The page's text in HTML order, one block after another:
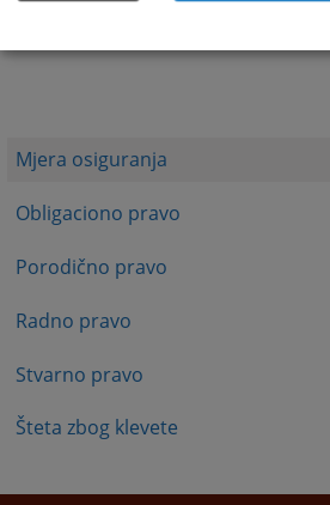
Mjera osiguranja
Obligaciono pravo
Porodično pravo
Radno pravo
Stvarno pravo
Šteta zbog klevete